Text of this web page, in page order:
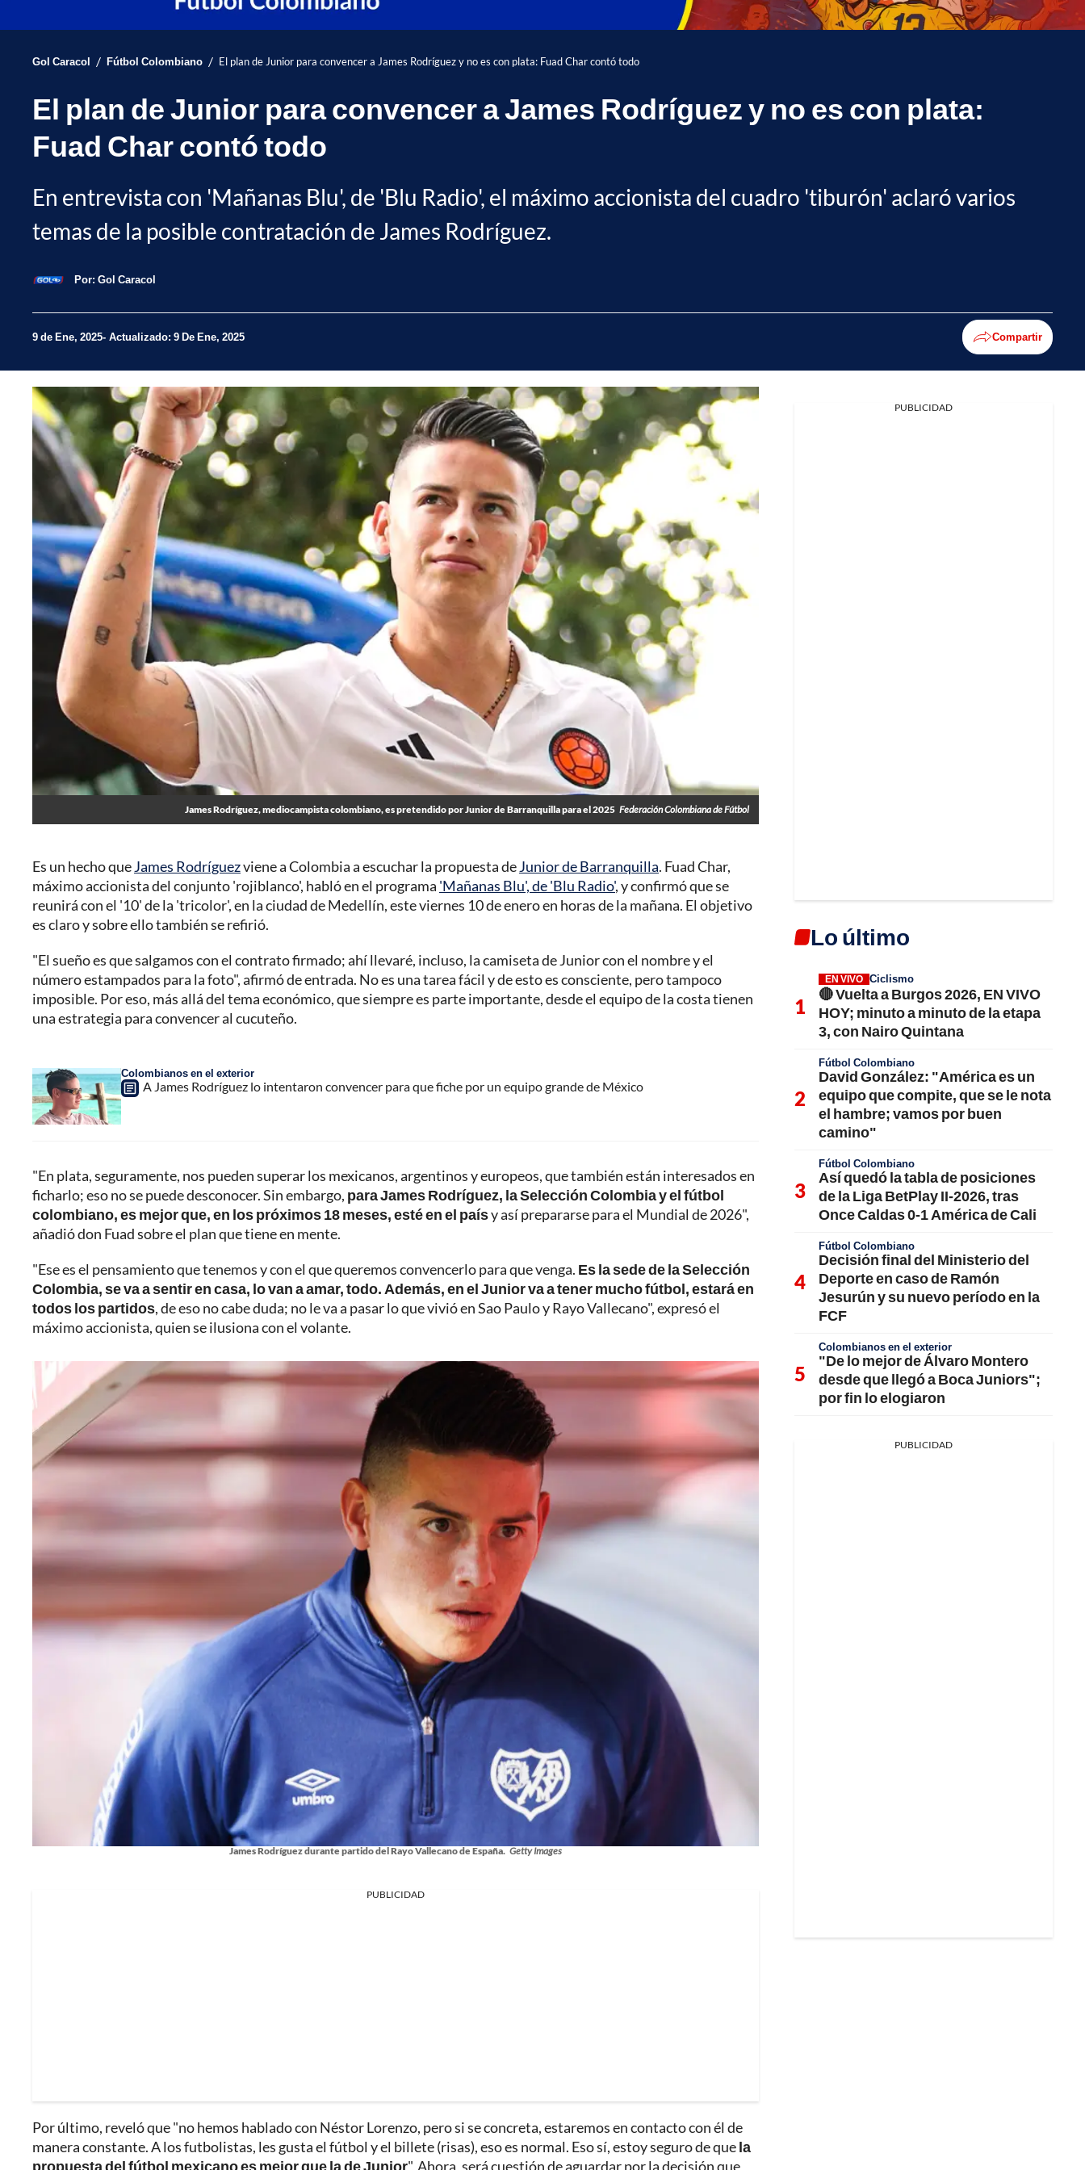
Gol Caracol / Fútbol Colombiano / El plan de Junior para convencer a James Rodríguez y no es con plata: Fuad Char contó todo
El plan de Junior para convencer a James Rodríguez y no es con plata:
Fuad Char contó todo
En entrevista con 'Mañanas Blu', de 'Blu Radio', el máximo accionista del cuadro 'tiburón' aclaró varios
temas de la posible contratación de James Rodríguez.
Por: Gol Caracol
9 de Ene, 2025 Actualizado: 9 De Ene, 2025 Compartir
James Rodríguez, mediocampista colombiano, es pretendido por Junior de Barranquilla para el 2025 Federación Colombiana de Fútbol
Es un hecho queJames Rodríguezviene a Colombia a escuchar la propuesta deJunior de Barranquilla. Fuad Char,
máximo accionista del conjunto 'rojiblanco', habló en el programa 'Mañanas Blu', de 'Blu Radio', y confirmó que se
reunirá con el '10' de la 'tricolor', en la ciudad de Medellín, este viernes 10 de enero en horas de la mañana. El objetivo
es claro y sobre ello también se refirió.
"El sueño es que salgamos con el contrato firmado; ahí llevaré, incluso, la camiseta de Junior con el nombre y el
número estampados para la foto", afirmó de entrada. No es una tarea fácil y de esto es consciente, pero tampoco
imposible. Por eso, más allá del tema económico, que siempre es parte importante, desde el equipo de la costa tienen
una estrategia para convencer al cucuteño.
Colombianos en el exterior
A James Rodríguez lo intentaron convencer para que fiche por un equipo grande de México
"En plata, seguramente, nos pueden superar los mexicanos, argentinos y europeos, que también están interesados en
ficharlo; eso no se puede desconocer. Sin embargo, para James Rodríguez, la Selección Colombia y el fútbol
colombiano, es mejor que, en los próximos 18 meses, esté en el paísy así prepararse para el Mundial de 2026",
añadió don Fuad sobre el plan que tiene en mente.
"Ese es el pensamiento que tenemos y con el que queremos convencerlo para que venga. Es la sede de la Selección
Colombia, se va a sentir en casa, lo van a amar, todo. Además, en el Junior va a tener mucho fútbol, estará en
todos los partidos, de eso no cabe duda; no le va a pasar lo que vivió en Sao Paulo y Rayo Vallecano", expresó el
máximo accionista, quien se ilusiona con el volante.
James Rodríguez durante partido del Rayo Vallecano de España. Getty Images
PUBLICIDAD
Por último, reveló que "no hemos hablado con Néstor Lorenzo, pero si se concreta, estaremos en contacto con él de
manera constante. A los futbolistas, les gusta el fútbol y el billete (risas), eso es normal. Eso sí, estoy seguro de quela
propuesta del fútbol mexicano es mejor que la de Junior". Ahora, será cuestión de aguardar por la decisión que
PUBLICIDAD
Lo último
EN VIVO Ciclismo
🔴 Vuelta a Burgos 2026, EN VIVO
HOY; minuto a minuto de la etapa
3, con Nairo Quintana
Fútbol Colombiano
David González: "América es un
equipo que compite, que se le nota
el hambre; vamos por buen
camino"
Fútbol Colombiano
Así quedó la tabla de posiciones
de la Liga BetPlay II-2026, tras
Once Caldas 0-1 América de Cali
Fútbol Colombiano
Decisión final del Ministerio del
Deporte en caso de Ramón
Jesurún y su nuevo período en la
FCF
Colombianos en el exterior
"De lo mejor de Álvaro Montero
desde que llegó a Boca Juniors";
por fin lo elogiaron
PUBLICIDAD